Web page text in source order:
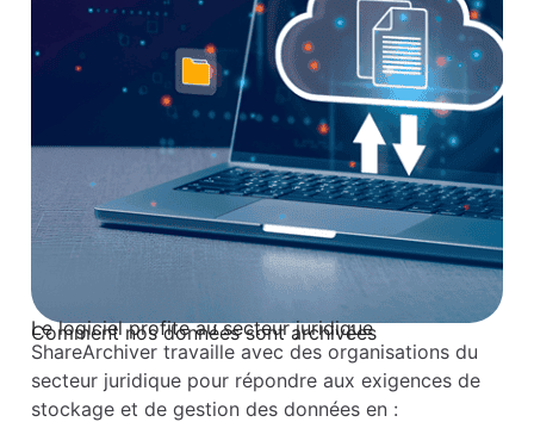
Comment nos données sont archivées
Le logiciel profite au secteur juridique
ShareArchiver travaille avec des organisations du
secteur juridique pour répondre aux exigences de
stockage et de gestion des données en :